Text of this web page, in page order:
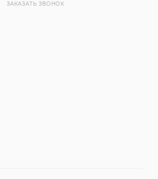
ЗАКАЗАТЬ ЗВОНОК